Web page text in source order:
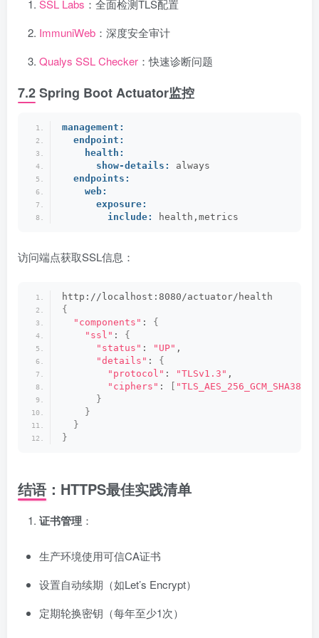
SSL Labs ：全面检测TLS配置
ImmuniWeb ：深度安全审计
Qualys SSL Checker ：快速诊断问题
7.2 Spring Boot Actuator监控
management:
endpoint:
health:
show-details:
always
endpoints:
web:
exposure:
include:
health,metrics
访问端点获取SSL信息：
http://localhost:8080/actuator/health
{
"components" : {
"ssl" : {
"status" : "UP" ,
"details" : {
"protocol" : "TLSv1.3" ,
"ciphers" : "TLS_AES_256_GCM_SHA384"
}
}
}
}
结语：HTTPS最佳实践清单
证书管理 ：
生产环境使用可信CA证书
设置自动续期（如Let’s Encrypt）
定期轮换密钥（每年至少1次）